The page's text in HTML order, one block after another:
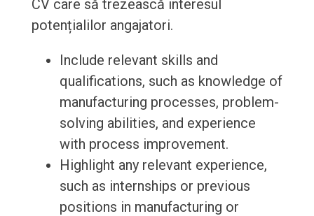
CV care să trezească interesul
potențialilor angajatori.
Include relevant skills and
qualifications, such as knowledge of
manufacturing processes, problem-
solving abilities, and experience
with process improvement.
Highlight any relevant experience,
such as internships or previous
positions in manufacturing or